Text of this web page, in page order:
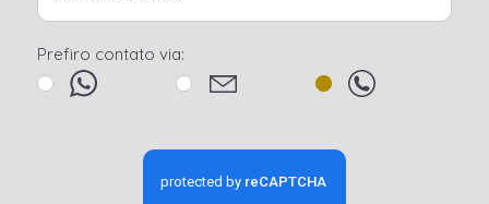
Prefiro contato via: